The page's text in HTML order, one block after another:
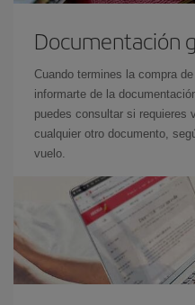
Documentación
Cuando termines la compra
informarte de la
puedes consultar si requieres
cualquier otro documento,
vuelo.